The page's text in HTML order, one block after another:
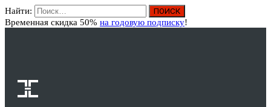
Найти:
Временная скидка 50% на годовую подписку!